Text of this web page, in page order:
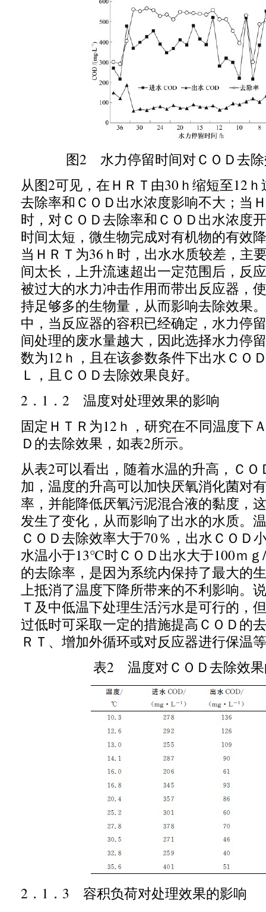
图2 水力停留时间对ＣＯＤ去
从图2可见，在ＨＲＴ由30 ｈ缩短至12
去除率和ＣＯＤ出水浓度影响不大；当
时，对ＣＯＤ去除率和ＣＯＤ出水浓度
时间太短，微生物完成对有机物的有效
当ＨＲＴ为36 ｈ时，出水水质较差，主
间太长，上升流速超出一定范围后，反
被过大的水力冲击作用而带出反应器，
持足够多的生物量，从而影响去除效果
中，当反应器的容积已经确定，水力停
间处理的废水量越大，因此选择水力停
数为12 ｈ，且在该参数条件下出水ＣＯ
Ｌ，且ＣＯＤ去除效果良好。
2 ． 1 ． 2 温度对处理效果的影响
固定ＨＴＲ 为12 ｈ，研究在不同温度下
Ｄ的去除效果，如表2所示。
从表2可以看出，随着水温的升高，ＣＯ
加，温度的升高可以加快厌氧消化菌对
率，并能降低厌氧污泥混合液的黏度，
发生了变化，从而影响了出水的水质。
ＣＯＤ去除效率大于70％，出水ＣＯＤ
水温小于13℃时ＣＯＤ出水大于100ｍｇ/
的去除率，是因为系统内保持了最大的
上抵消了温度下降所带来的不利影响。
Ｔ及中低温下处理生活污水是可行的，
过低时可采取一定的措施提高ＣＯＤ的
ＲＴ、增加外循环或对反应器进行保温
表2 温度对ＣＯＤ去除效
2 ． 1 ． 3 容积负荷对处理效果的影响